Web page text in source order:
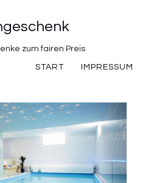
zum fairen Preis
START IMPRESSUM